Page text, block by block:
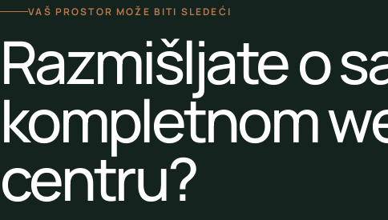
VAŠ PROSTOR MOŽE BITI SLEDEĆI
Razmišljate o
kompletnom
centru?